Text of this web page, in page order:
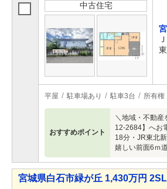
中古住宅
平屋 駐車場あり 駐車3台 所有権
おすすめポイント
＼地域・不動産
12-2684】へお
18分・JR東北
嬉しい前面6ｍ
宮城県白石市緑が丘 1,430万円